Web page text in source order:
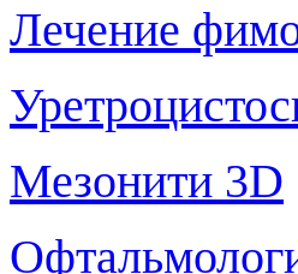
Лечение
Мезонити 3D